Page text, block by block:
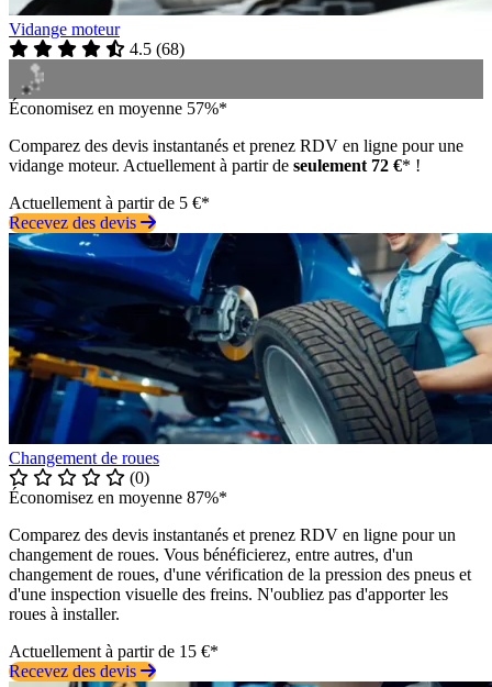
Vidange moteur
4.5 (68)
Économisez en moyenne 57%*
Comparez des devis instantanés et prenez RDV en ligne pour une
vidange moteur. Actuellement à partir de seulement 72 €* !
Actuellement à partir de 5 €*
Recevez des devis
Changement de roues
(0)
Économisez en moyenne 87%*
Comparez des devis instantanés et prenez RDV en ligne pour un
changement de roues. Vous bénéficierez, entre autres, d'un
changement de roues, d'une vérification de la pression des pneus et
d'une inspection visuelle des freins. N'oubliez pas d'apporter les
roues à installer.
Actuellement à partir de 15 €*
Recevez des devis